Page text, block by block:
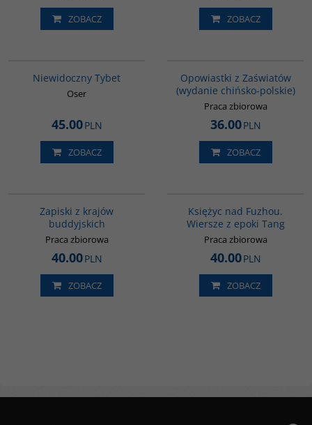
ZOBACZ ZOBACZ
Niewidoczny Tybet
Oser
45.00PLN
ZOBACZ
Opowiastki z Zaświatów
(wydanie chińsko-polskie)
Praca zbiorowa
36.00PLN
ZOBACZ
Zapiski z krajów
buddyjskich
Praca zbiorowa
40.00PLN
ZOBACZ
Księżyc nad Fuzhou.
Wiersze z epoki Tang
Praca zbiorowa
40.00PLN
ZOBACZ